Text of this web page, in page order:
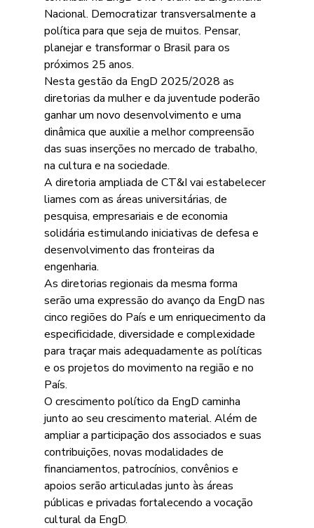
Nacional. Democratizar transversalmente a
política para que seja de muitos. Pensar,
planejar e transformar o Brasil para os
próximos 25 anos.
Nesta gestão da EngD 2025/2028 as
diretorias da mulher e da juventude poderão
ganhar um novo desenvolvimento e uma
dinâmica que auxilie a melhor compreensão
das suas inserções no mercado de trabalho,
na cultura e na sociedade.
A diretoria ampliada de CT&I vai estabelecer
liames com as áreas universitárias, de
pesquisa, empresariais e de economia
solidária estimulando iniciativas de defesa e
desenvolvimento das fronteiras da
engenharia.
As diretorias regionais da mesma forma
serão uma expressão do avanço da EngD nas
cinco regiões do País e um enriquecimento da
especificidade, diversidade e complexidade
para traçar mais adequadamente as políticas
e os projetos do movimento na região e no
País.
O crescimento político da EngD caminha
junto ao seu crescimento material. Além de
ampliar a participação dos associados e suas
contribuições, novas modalidades de
financiamentos, patrocínios, convênios e
apoios serão articuladas junto às áreas
públicas e privadas fortalecendo a vocação
cultural da EngD.